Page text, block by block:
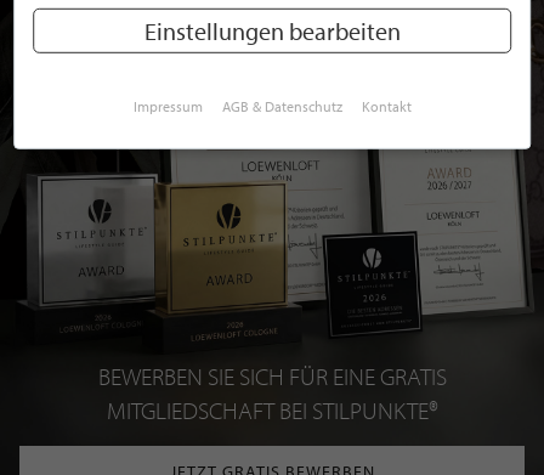
BEWERBEN SIE SICH FÜR EINE GRATIS
MITGLIEDSCHAFT BEI STILPUNKTE®
Einstellungen bearbeiten
Impressum AGB & Datenschutz Kontakt